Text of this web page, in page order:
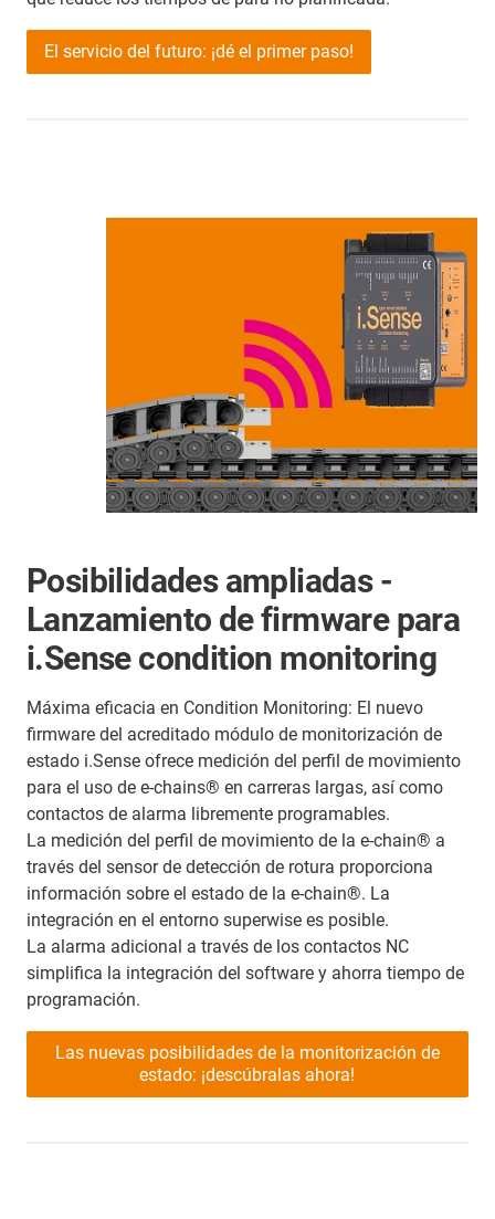
El servicio del futuro: ¡dé el primer paso!
Posibilidades ampliadas -
Lanzamiento de firmware para
i.Sense condition monitoring
Máxima eficacia en Condition Monitoring: El nuevo
firmware del acreditado módulo de monitorización de
estado i.Sense ofrece medición del perfil de movimiento
para el uso de e-chains® en carreras largas, así como
contactos de alarma libremente programables.
La medición del perfil de movimiento de la e-chain® a
través del sensor de detección de rotura proporciona
información sobre el estado de la e-chain®. La
integración en el entorno superwise es posible.
La alarma adicional a través de los contactos NC
simplifica la integración del software y ahorra tiempo de
programación.
Las nuevas posibilidades de la monitorización de
estado: ¡descúbralas ahora!